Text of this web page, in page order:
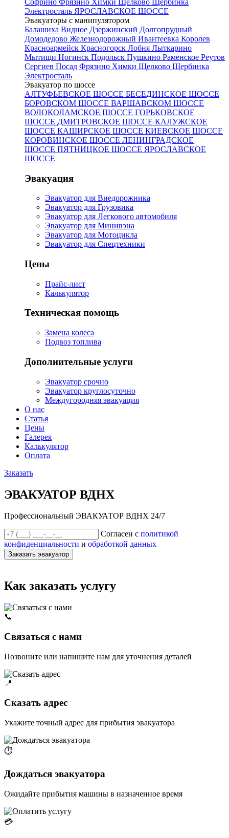
Электросталь ЯРОСЛАВСКОЕ ШОССЕ
Эвакуаторы с манипулятором
Балашиха Видное Дзержинский Долгопрудный
Домодедово Железнодорожный Ивантеевка Королев
Красноармейск Красногорск Лобня Лыткарино
Мытищи Ногинск Подольск Пушкино Раменское Реутов
Сергиев Посад Фрязино Химки Щелково Щербинка
Электросталь
Эвакуатор по шоссе
АЛТУФЬЕВСКОЕ ШОССЕ БЕСЕДИНСКОЕ ШОССЕ
БОРОВСКОМ ШОССЕ ВАРШАВСКОМ ШОССЕ
ВОЛОКОЛАМСКОЕ ШОССЕ ГОРЬКОВСКОЕ
ШОССЕ ДМИТРОВСКОЕ ШОССЕ КАЛУЖСКОЕ
ШОССЕ КАШИРСКОЕ ШОССЕ КИЕВСКОЕ ШОССЕ
КОРОВИНСКОЕ ШОССЕ ЛЕНИНГРАДСКОЕ
ШОССЕ ПЯТНИЦКОЕ ШОССЕ ЯРОСЛАВСКОЕ
ШОССЕ
Эвакуация
Эвакуатор для Внедорожника
Эвакуатор для Грузовика
Эвакуатор для Легкового автомобиля
Эвакуатор для Минивэна
Эвакуатор для Мотоцикла
Эвакуатор для Спецтехники
Цены
Прайс-лист
Калькулятор
Техническая помощь
Замена колеса
Подвоз топлива
Дополнительные услуги
Эвакуатор срочно
Эвакуатор круглосуточно
Междугородняя эвакуация
О нас
Статья
Цены
Галерея
Калькулятор
Оплата
Заказать
ЭВАКУАТОР ВДНХ
Профессиональный ЭВАКУАТОР ВДНХ 24/7
Согласен с политикой
конфиденциальности и обработкой данных
Заказать эвакуатор
Как заказать услугу
📞
Связаться с нами
Позвоните или напишите нам для уточнения деталей
📍
Сказать адрес
Укажите точный адрес для прибытия эвакуатора
⏱️
Дождаться эвакуатора
Ожидайте прибытия машины в назначенное время
💳